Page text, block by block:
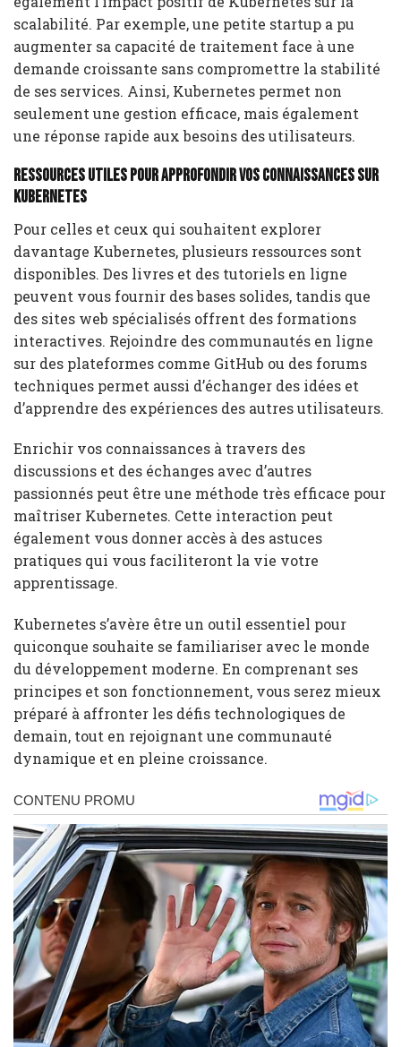
scalabilité. Par exemple, une petite startup a pu
augmenter sa capacité de traitement face à une
demande croissante sans compromettre la stabilité
de ses services. Ainsi, Kubernetes permet non
seulement une gestion efficace, mais également
une réponse rapide aux besoins des utilisateurs.
Ressources utiles pour approfondir vos connaissances sur
Kubernetes
Pour celles et ceux qui souhaitent explorer
davantage Kubernetes, plusieurs ressources sont
disponibles. Des livres et des tutoriels en ligne
peuvent vous fournir des bases solides, tandis que
des sites web spécialisés offrent des formations
interactives. Rejoindre des communautés en ligne
sur des plateformes comme GitHub ou des forums
techniques permet aussi d’échanger des idées et
d’apprendre des expériences des autres utilisateurs.
Enrichir vos connaissances à travers des
discussions et des échanges avec d’autres
passionnés peut être une méthode très efficace pour
maîtriser Kubernetes. Cette interaction peut
également vous donner accès à des astuces
pratiques qui vous faciliteront la vie votre
apprentissage.
Kubernetes s’avère être un outil essentiel pour
quiconque souhaite se familiariser avec le monde
du développement moderne. En comprenant ses
principes et son fonctionnement, vous serez mieux
préparé à affronter les défis technologiques de
demain, tout en rejoignant une communauté
dynamique et en pleine croissance.